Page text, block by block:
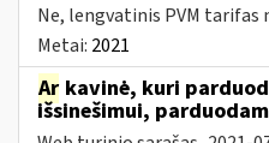
Ne, lengvatinis PVM tarifas
Metai: 2021
Ar kavinė, kuri
išsinešimui,